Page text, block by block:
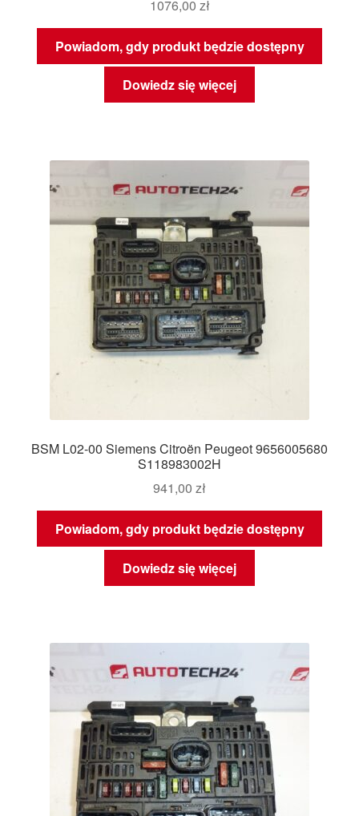
1076,00 zł
Powiadom, gdy produkt będzie dostępny
Dowiedz się więcej
BSM L02-00 Siemens Citroën Peugeot 9656005680
S118983002H
941,00 zł
Powiadom, gdy produkt będzie dostępny
Dowiedz się więcej